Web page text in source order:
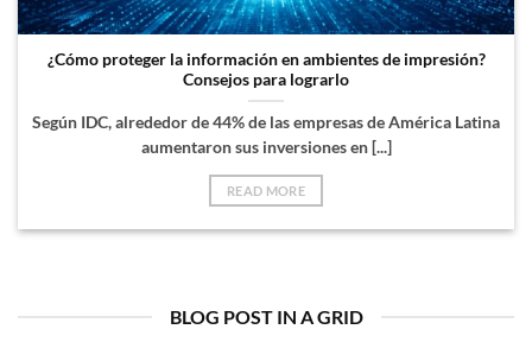
¿Cómo proteger la información en ambientes de impresión?
Consejos para lograrlo
Según IDC, alrededor de 44% de las empresas de América Latina
aumentaron sus inversiones en [...]
READ MORE
BLOG POST IN A GRID